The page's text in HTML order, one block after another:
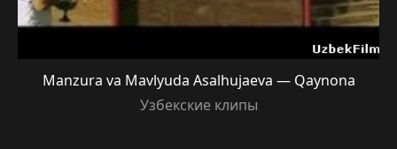
Manzura va Mavlyuda Asalhujaeva — Qaynona
Узбекские клипы